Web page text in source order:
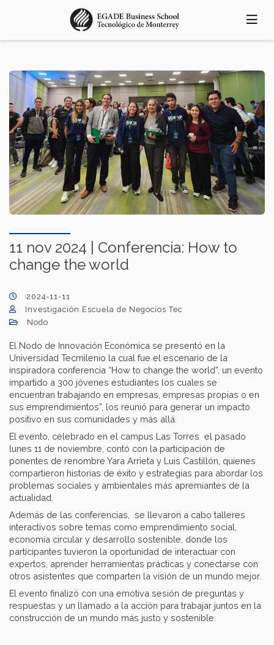
principal
11 nov 2024 | Conferencia: How to
change the world
2024-11-11
Investigación Escuela de Negocios Tec
Nodo
El Nodo de Innovación Económica se presentó en la
Universidad Tecmilenio la cual fue el escenario de la
inspiradora conferencia “How to change the world”, un evento
impartido a 300 jóvenes estudiantes los cuales se
encuentran trabajando en empresas, empresas propias o en
sus emprendimientos”, los reunió para generar un impacto
positivo en sus comunidades y más allá.
El evento, celebrado en el campus Las Torres el pasado
lunes 11 de noviembre, contó con la participación de
ponentes de renombre Yara Arrieta y Luis Castillón, quienes
compartieron historias de éxito y estrategias para abordar los
problemas sociales y ambientales más apremiantes de la
actualidad.
Además de las conferencias, se llevaron a cabo talleres
interactivos sobre temas como emprendimiento social,
economía circular y desarrollo sostenible, donde los
participantes tuvieron la oportunidad de interactuar con
expertos, aprender herramientas prácticas y conectarse con
otros asistentes que comparten la visión de un mundo mejor.
El evento finalizó con una emotiva sesión de preguntas y
respuestas y un llamado a la acción para trabajar juntos en la
construcción de un mundo más justo y sostenible.